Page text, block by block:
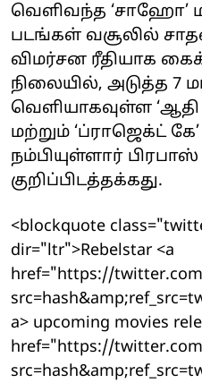
வெளிவந்த ‘சாஹோ’
படங்கள் வசூலில்
விமர்சன ரீதியாக
நிலையில், அடுத்த 7
வெளியாகவுள்ள ‘ஆதி
மற்றும் ‘ப்ராஜெக்ட்
நம்பியுள்ளார்
குறிப்பிடத்தக்கது.
<blockquote
dir="ltr">Rebelstar <a
href="https://
a> upcoming movies
href="https://